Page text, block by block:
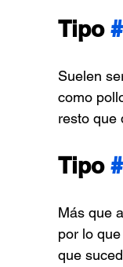
Tipo
Suelen
como
resto que
Tipo
Más que
por lo
que